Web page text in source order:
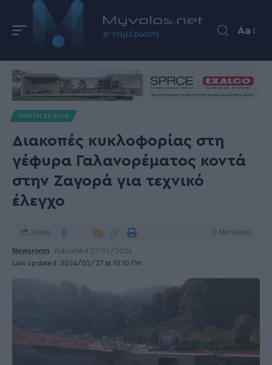
Aa
ΠΡΩΤΗ ΣΕΛΙΔΑ
Διακοπές κυκλοφορίας στη
γέφυρα Γαλανορέματος κοντά
στην Ζαγορά για τεχνικό
έλεγχο
Last updated: 2024/02/27 at 10:10 ΠΜ
Newsroom Published 27/02/2024
Share 0 Min Read